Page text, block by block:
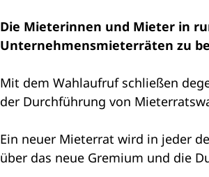
Die Mieterinnen und Mieter in
Unternehmensmieterräten zu
Mit dem Wahlaufruf schließen
der Durchführung von
Ein neuer Mieterrat wird in jeder
über das neue Gremium und die